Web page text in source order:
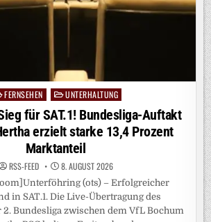
FERNSEHEN UNTERHALTUNG
für SAT.1! Bundesliga-Auftakt
erzielt starke 13,4 Prozent
Marktanteil
RSS-FEED 8. AUGUST 2026
(ots) – Erfolgreicher
in SAT.1. Die Live-Übertragung des
Bundesliga zwischen dem VfL Bochum